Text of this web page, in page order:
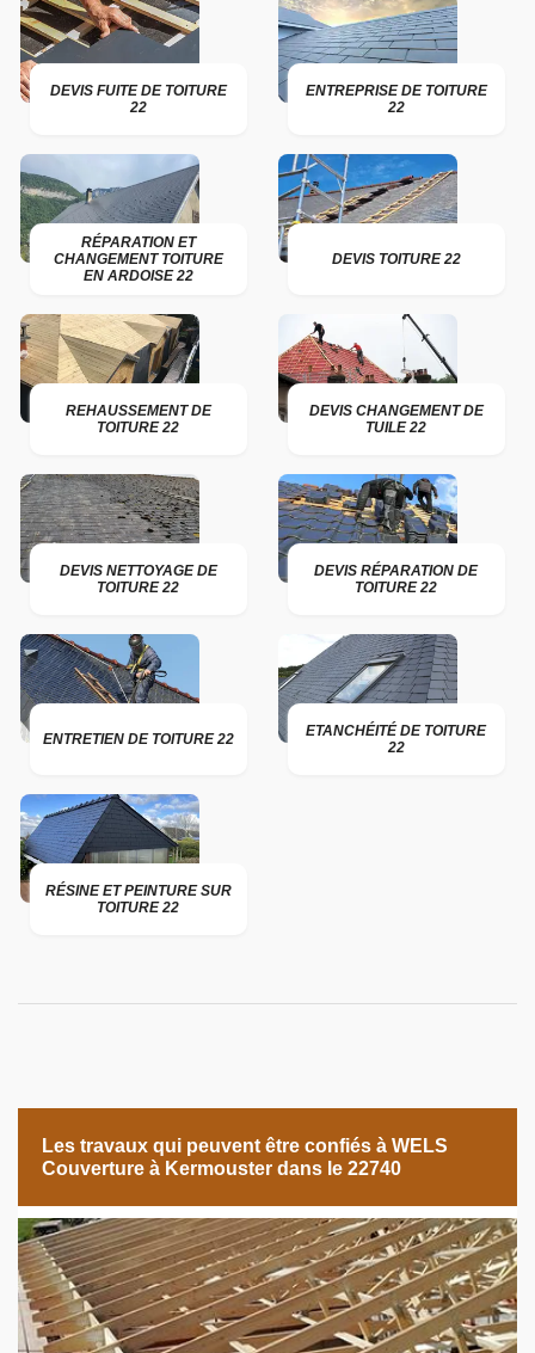
DEVIS FUITE DE TOITURE
22
ENTREPRISE DE TOITURE
22
RÉPARATION ET
CHANGEMENT TOITURE
EN ARDOISE 22
DEVIS TOITURE 22
REHAUSSEMENT DE
TOITURE 22
DEVIS CHANGEMENT DE
TUILE 22
DEVIS NETTOYAGE DE
TOITURE 22
DEVIS RÉPARATION DE
TOITURE 22
ENTRETIEN DE TOITURE 22
ETANCHÉITÉ DE TOITURE
22
RÉSINE ET PEINTURE SUR
TOITURE 22
Les travaux qui peuvent être confiés à WELS
Couverture à Kermouster dans le 22740